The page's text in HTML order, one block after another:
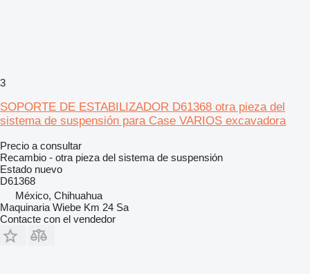
3
SOPORTE DE ESTABILIZADOR D61368 otra pieza del
sistema de suspensión para Case VARIOS excavadora
Precio a consultar
Recambio - otra pieza del sistema de suspensión
Estado nuevo
D61368
México, Chihuahua
Maquinaria Wiebe Km 24 Sa
Contacte con el vendedor